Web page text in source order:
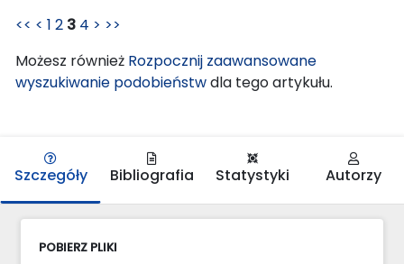
<< < 1 2 3 4 > >>
Możesz również Rozpocznij zaawansowane
wyszukiwanie podobieństwdla tego artykułu.
Szczegóły Bibliografia Statystyki Autorzy
POBIERZ PLIKI